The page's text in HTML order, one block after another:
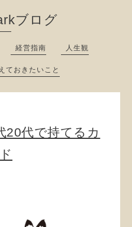
ブログ
経営指南 人生観
ておきたいこと
20代で持てるカ